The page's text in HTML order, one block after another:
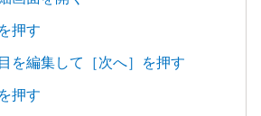
押す
を編集して［次へ］を押す
押す